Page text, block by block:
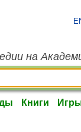
на
Книги